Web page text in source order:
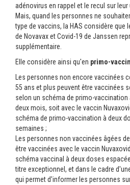
adénovirus en rappel et le recul sur
Mais, quand les personnes ne
type de vaccins, la HAS considère que
de Novavax et Covid-19 de Janssen
supplémentaire.
Elle considère ainsi qu'en primo-
Les personnes non encore vaccinées
55 ans et plus peuvent être vaccinées
selon un schéma de primo-
deux mois, soit avec le vaccin
schéma de primo-vaccination à deux
semaines ;
Les personnes non vaccinées âgées
être vaccinées avec le vaccin
schéma vaccinal à deux doses
titre exceptionnel, et dans le cadre
qui permet d'informer les personnes